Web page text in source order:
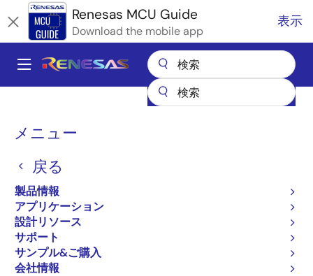
イ
ン
Renesas MCU Guide
Download the mobile app
表示
Main
メニュー
戻る
製品情報
アプリケーション
設計リソース
サポート
サンプル&ご購入
会社情報
パ
く
ず
マイクロコントローラとマイクロプロセッサ
RX ファミリ 開発環境 - ソフトウェア
RX ファミリ 開発環境 - ソ
フトウェア
ページセクションへ移動：